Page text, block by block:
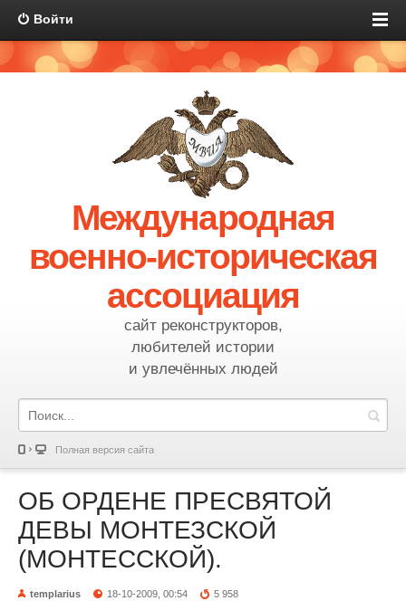
Войти
Международная
военно-историческая
ассоциация
сайт реконструкторов,
любителей истории
и увлечённых людей
Полная версия сайта
ОБ ОРДЕНЕ ПРЕСВЯТОЙ
ДЕВЫ МОНТЕЗСКОЙ
(МОНТЕССКОЙ).
templarius 18-10-2009, 00:54 5 958